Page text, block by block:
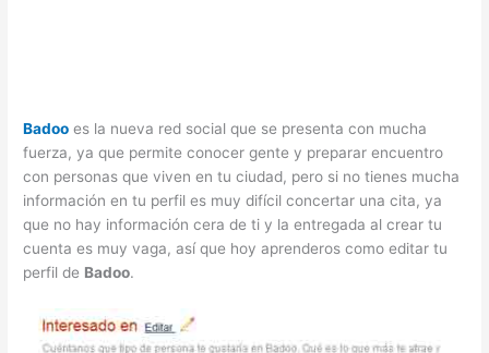
Badoo es la nueva red social que se presenta con mucha
fuerza, ya que permite conocer gente y preparar encuentro
con personas que viven en tu ciudad, pero si no tienes mucha
información en tu perfil es muy difícil concertar una cita, ya
que no hay información cera de ti y la entregada al crear tu
cuenta es muy vaga, así que hoy aprenderos como editar tu
perfil de Badoo.